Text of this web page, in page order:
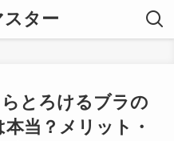
スター
とろけるブラの
当？メリット・